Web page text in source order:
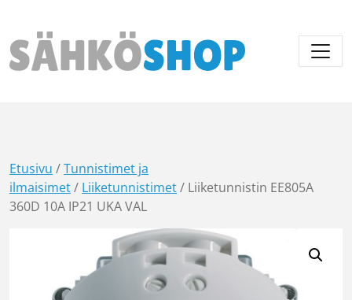
Päävalikko
Etusivu /Tunnistimet ja
ilmaisimet/ Liiketunnistimet/ Liiketunnistin EE805A
360D 10A IP21 UKA VAL